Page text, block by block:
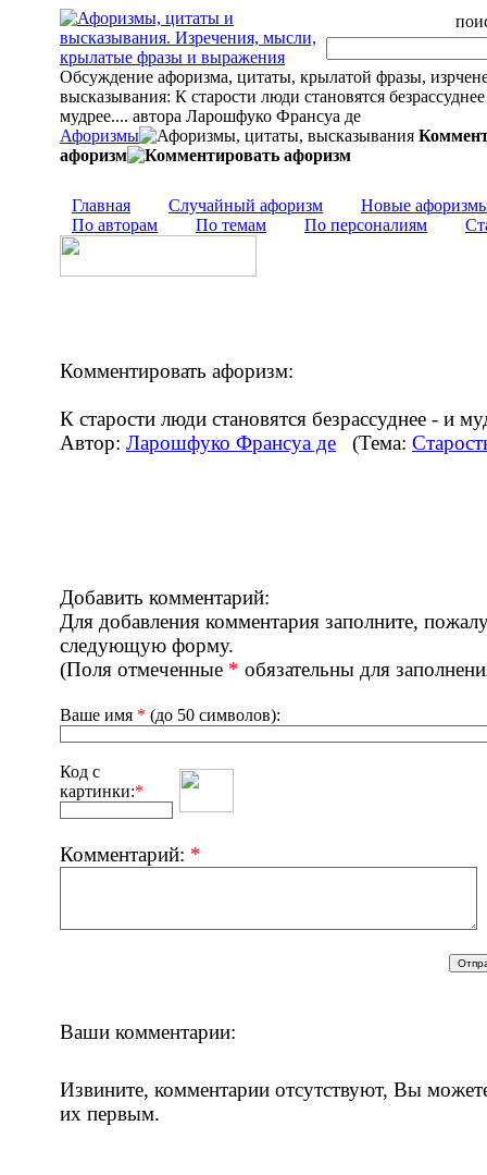
Обсуждение афоризма, цитаты, крылатой фразы,
высказывания: К старости люди становятся
мудрее.... автора Ларошфуко Франсуа де
Афоризмы
афоризм
Главная Случайный афоризм
Новые
По авторам
По темам По персоналиям
Комментировать афоризм:
К старости люди становятся безрассуднее - и
Автор: Ларошфуко Франсуа де (Тема:
Добавить комментарий:
Для добавления комментария заполните,
следующую форму.
(Поля отмеченные * обязательны для
Ваше имя * (до 50 символов):
Код с
картинки:*
Комментарий: *
Ваши комментарии:
Извините, комментарии отсутствуют, Вы
их первым.